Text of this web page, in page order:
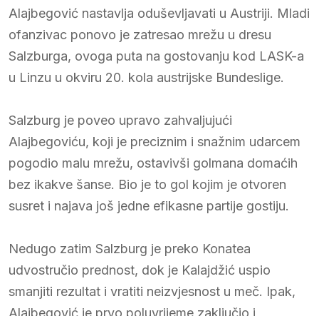
Alajbegović nastavlja oduševljavati u Austriji. Mladi
ofanzivac ponovo je zatresao mrežu u dresu
Salzburga, ovoga puta na gostovanju kod LASK-a
u Linzu u okviru 20. kola austrijske Bundeslige.
Salzburg je poveo upravo zahvaljujući
Alajbegoviću, koji je preciznim i snažnim udarcem
pogodio malu mrežu, ostavivši golmana domaćih
bez ikakve šanse. Bio je to gol kojim je otvoren
susret i najava još jedne efikasne partije gostiju.
Nedugo zatim Salzburg je preko Konatea
udvostručio prednost, dok je Kalajdžić uspio
smanjiti rezultat i vratiti neizvjesnost u meč. Ipak,
Alajbegović je prvo poluvrijeme zaključio i